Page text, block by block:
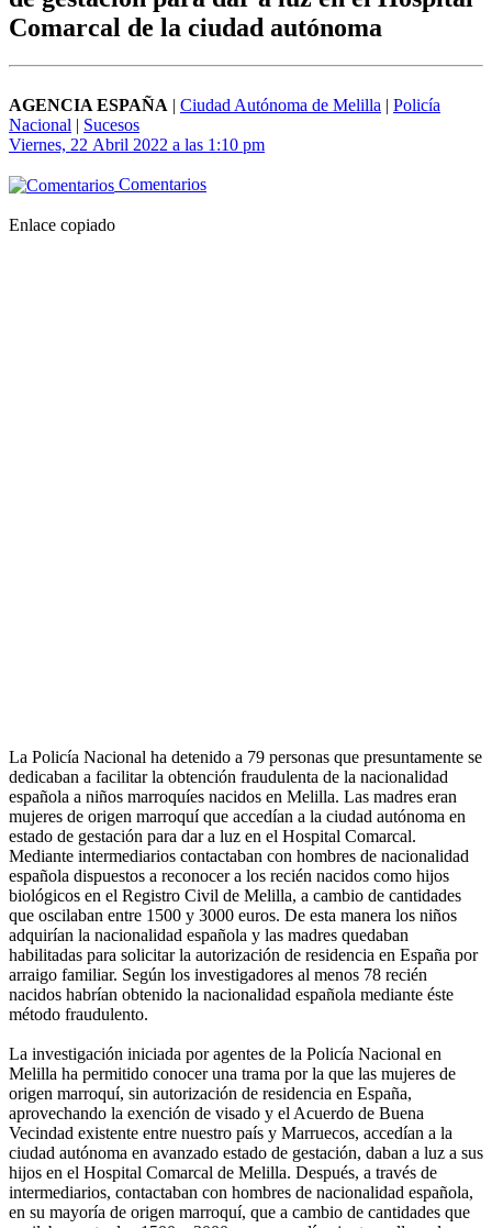
Comarcal de la ciudad autónoma
AGENCIA ESPAÑA | Ciudad Autónoma de Melilla | Policía
Nacional | Sucesos
Viernes, 22 Abril 2022 a las 1:10 pm
Comentarios
Enlace copiado
La Policía Nacional ha detenido a 79 personas que presuntamente se
dedicaban a facilitar la obtención fraudulenta de la nacionalidad
española a niños marroquíes nacidos en Melilla. Las madres eran
mujeres de origen marroquí que accedían a la ciudad autónoma en
estado de gestación para dar a luz en el Hospital Comarcal.
Mediante intermediarios contactaban con hombres de nacionalidad
española dispuestos a reconocer a los recién nacidos como hijos
biológicos en el Registro Civil de Melilla, a cambio de cantidades
que oscilaban entre 1500 y 3000 euros. De esta manera los niños
adquirían la nacionalidad española y las madres quedaban
habilitadas para solicitar la autorización de residencia en España por
arraigo familiar. Según los investigadores al menos 78 recién
nacidos habrían obtenido la nacionalidad española mediante éste
método fraudulento.
La investigación iniciada por agentes de la Policía Nacional en
Melilla ha permitido conocer una trama por la que las mujeres de
origen marroquí, sin autorización de residencia en España,
aprovechando la exención de visado y el Acuerdo de Buena
Vecindad existente entre nuestro país y Marruecos, accedían a la
ciudad autónoma en avanzado estado de gestación, daban a luz a sus
hijos en el Hospital Comarcal de Melilla. Después, a través de
intermediarios, contactaban con hombres de nacionalidad española,
en su mayoría de origen marroquí, que a cambio de cantidades que